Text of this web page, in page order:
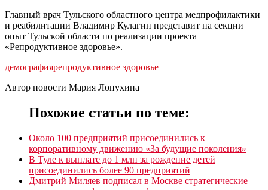
Главный врач Тульского областного центра медпрофилактики
и реабилитации Владимир Кулагин представит на секции
опыт Тульской области по реализации проекта
«Репродуктивное здоровье».
демографиярепродуктивное здоровье
Автор новости Мария Лопухина
Похожие статьи по теме:
Около 100 предприятий присоединились к
корпоративному движению «За будущие поколения»
В Туле к выплате до 1 млн за рождение детей
присоединились более 90 предприятий
Дмитрий Миляев подписал в Москве стратегические